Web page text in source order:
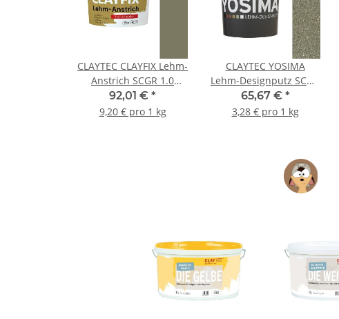
CLAYTEC CLAYFIX Lehm-
Anstrich SCGR 1.0
Feinkorn - 10 kg Eimer
92,01 € *
9,20 € pro 1 kg
CLAYTEC YOSIMA
Lehm-Designputz SCGR
1.0 - 20 kg Eimer
65,67 € *
3,28 € pro 1 kg